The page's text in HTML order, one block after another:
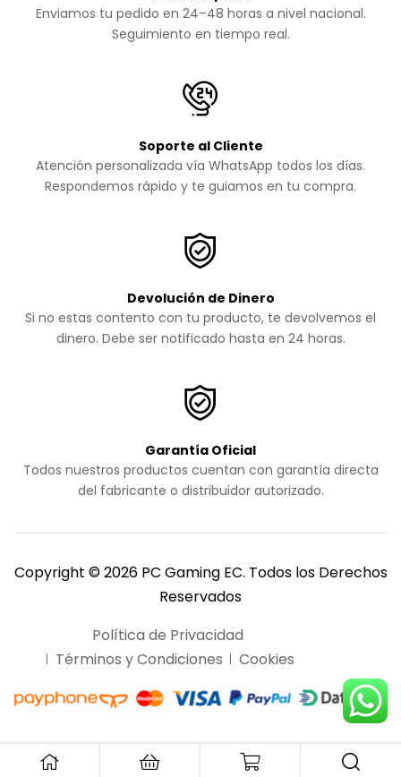
Enviamos tu pedido en 24–48 horas a nivel nacional.
Seguimiento en tiempo real.
Soporte al Cliente
Atención personalizada vía WhatsApp todos los días.
Respondemos rápido y te guiamos en tu compra.
Devolución de Dinero
Si no estas contento con tu producto, te devolvemos el
dinero. Debe ser notificado hasta en 24 horas.
Garantía Oficial
Todos nuestros productos cuentan con garantía directa
del fabricante o distribuidor autorizado.
Copyright © 2026 PC Gaming EC. Todos los Derechos
Reservados
Política de Privacidad
Términos y Condiciones
Cookies